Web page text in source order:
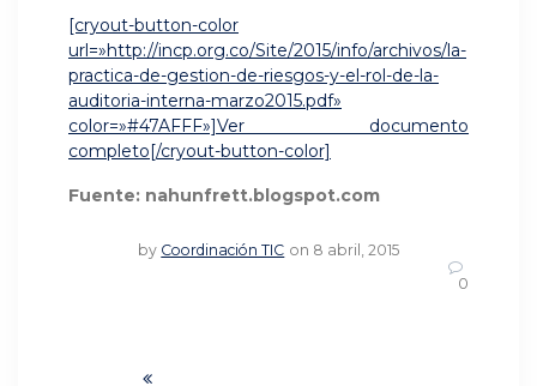
[cryout-button-color
url=»http://incp.org.co/Site/2015/info/archivos/la-
practica-de-gestion-de-riesgos-y-el-rol-de-la-
auditoria-interna-marzo2015.pdf»
color=»#47AFFF»]Ver documento
completo[/cryout-button-color]
Fuente: nahunfrett.blogspot.com
by Coordinación TIC on 8 abril, 2015
0
Navegación